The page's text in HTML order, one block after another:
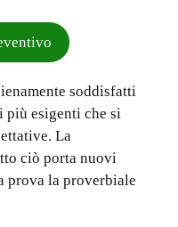
soddisfatti
più esigenti che si
La
ciò porta nuovi
prova la proverbiale